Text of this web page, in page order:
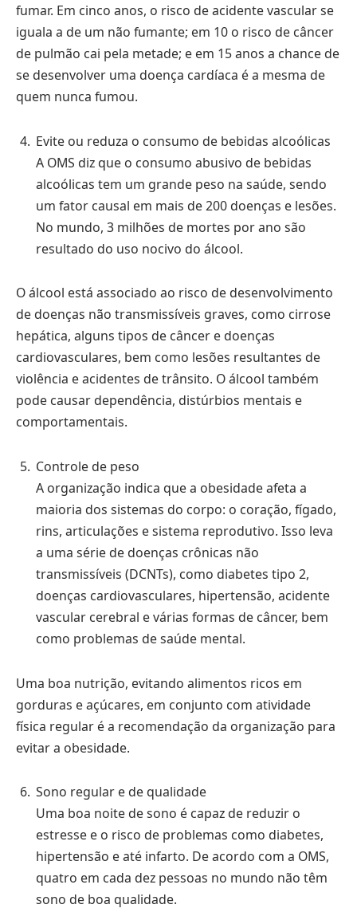
fumar. Em cinco anos, o risco de acidente vascular se
iguala a de um não fumante; em 10 o risco de câncer
de pulmão cai pela metade; e em 15 anos a chance de
se desenvolver uma doença cardíaca é a mesma de
quem nunca fumou.
Evite ou reduza o consumo de bebidas alcoólicas
A OMS diz que o consumo abusivo de bebidas
alcoólicas tem um grande peso na saúde, sendo
um fator causal em mais de 200 doenças e lesões.
No mundo, 3 milhões de mortes por ano são
resultado do uso nocivo do álcool.
O álcool está associado ao risco de desenvolvimento
de doenças não transmissíveis graves, como cirrose
hepática, alguns tipos de câncer e doenças
cardiovasculares, bem como lesões resultantes de
violência e acidentes de trânsito. O álcool também
pode causar dependência, distúrbios mentais e
comportamentais.
Controle de peso
A organização indica que a obesidade afeta a
maioria dos sistemas do corpo: o coração, fígado,
rins, articulações e sistema reprodutivo. Isso leva
a uma série de doenças crônicas não
transmissíveis (DCNTs), como diabetes tipo 2,
doenças cardiovasculares, hipertensão, acidente
vascular cerebral e várias formas de câncer, bem
como problemas de saúde mental.
Uma boa nutrição, evitando alimentos ricos em
gorduras e açúcares, em conjunto com atividade
física regular é a recomendação da organização para
evitar a obesidade.
Sono regular e de qualidade
Uma boa noite de sono é capaz de reduzir o
estresse e o risco de problemas como diabetes,
hipertensão e até infarto. De acordo com a OMS,
quatro em cada dez pessoas no mundo não têm
sono de boa qualidade.